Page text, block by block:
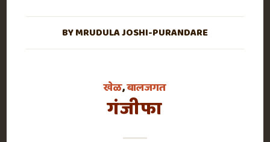
BYMRUDULA JOSHI-PURANDARE
खेळ,बालजगत
गंजीफा